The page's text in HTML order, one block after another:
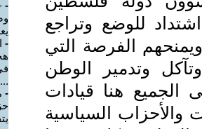
للوضع وتراجع
الفرصة التي
وتدمير الوطن
الجميع هنا قيادات
والأحزاب السياسية
-
-
...
-